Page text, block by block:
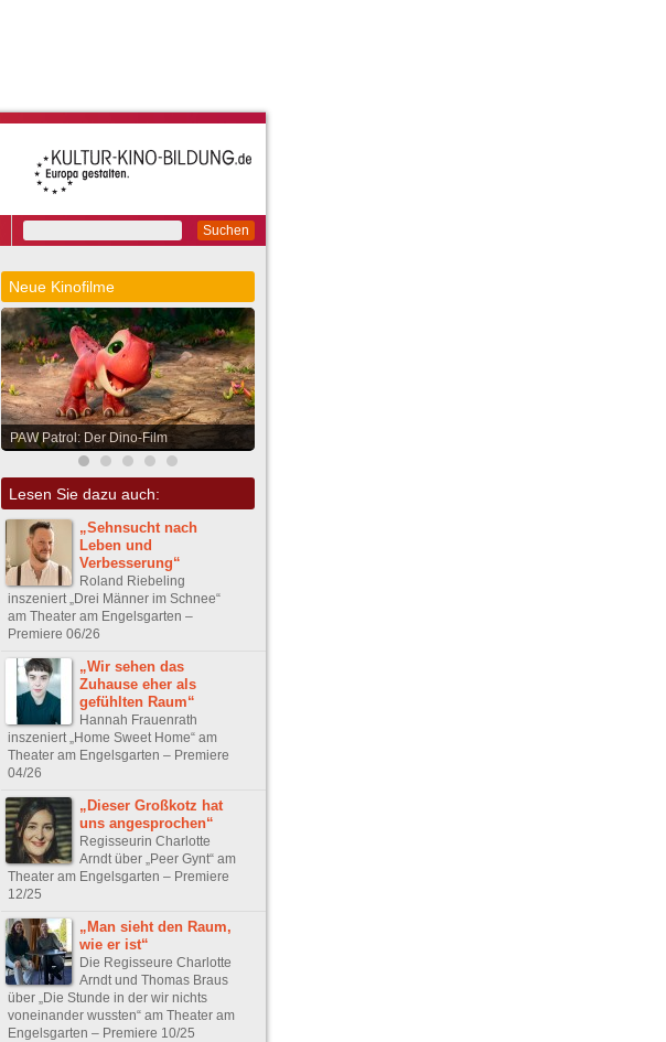
Suchen
Neue Kinofilme
PAW Patrol: Der Dino-Film
Lesen Sie dazu auch:
„Sehnsucht nach
Leben und
Verbesserung“
Roland Riebeling
inszeniert „Drei Männer im Schnee“
am Theater am Engelsgarten –
Premiere 06/26
„Wir sehen das
Zuhause eher als
gefühlten Raum“
Hannah Frauenrath
inszeniert „Home Sweet Home“ am
Theater am Engelsgarten – Premiere
04/26
„Dieser Großkotz hat
uns angesprochen“
Regisseurin Charlotte
Arndt über „Peer Gynt“ am
Theater am Engelsgarten – Premiere
12/25
„Man sieht den Raum,
wie er ist“
Die Regisseure Charlotte
Arndt und Thomas Braus
über „Die Stunde in der wir nichts
voneinander wussten“ am Theater am
Engelsgarten – Premiere 10/25